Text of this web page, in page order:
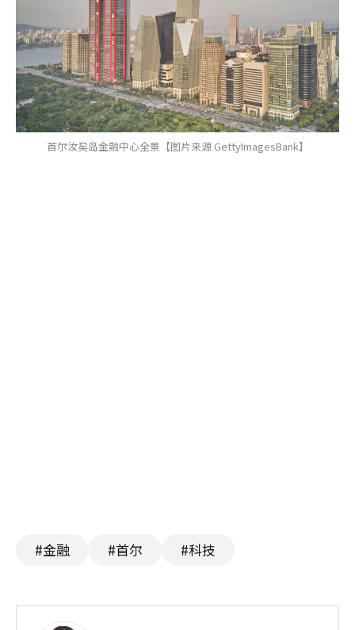
首尔汝矣岛金融中心全景【图片来源 GettyImagesBank】
#金融 #首尔 #科技